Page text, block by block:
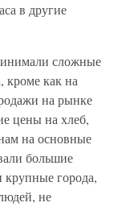
в другие
сложные
кроме как на
на рынке
цены на хлеб,
на основные
большие
города,
не